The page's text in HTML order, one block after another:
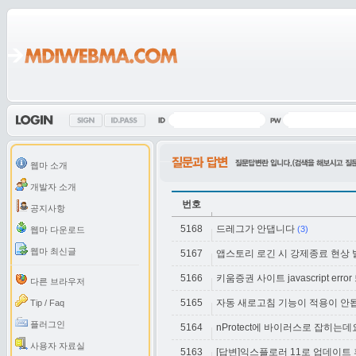
웹마 소개
개발자 소개
공지사항
웹마 다운로드
웹마 최신글
다른 브라우저
Tip / Faq
플러그인
사용자 자료실
번호
5168 드레그가 안댑니다 (3)
5167 앱스토리 로긴 시 강제종료 현상
5166 키움증권 사이트 javascript error
5165 자동 새로고침 기능이 적용이 안
5164 nProtect에 바이러스로 잡히는데
5163 [답변]익스플로러 11로 업데이